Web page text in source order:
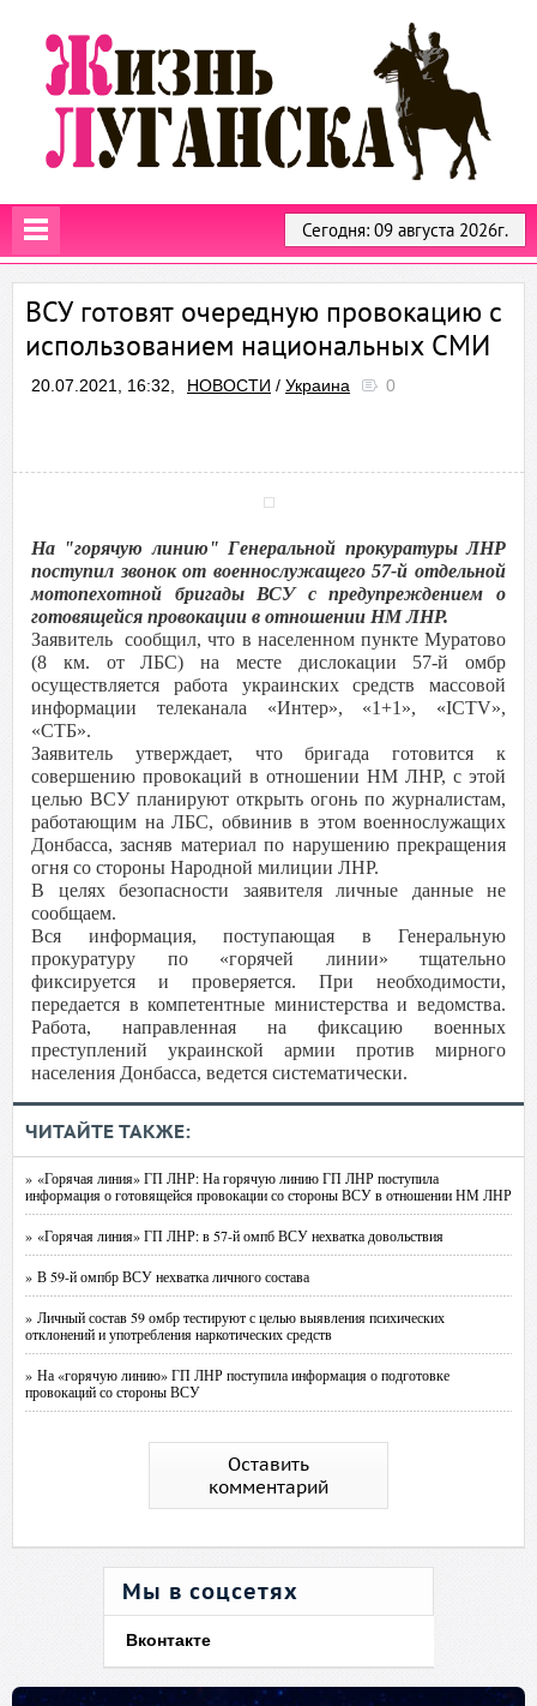
Сегодня: 09 августа 2026г.
ВСУ готовят очередную провокацию с
использованием национальных СМИ
20.07.2021, 16:32, НОВОСТИ / Украина 0
На "горячую линию" Генеральной прокуратуры ЛНР
поступил звонок от военнослужащего 57-й отдельной
мотопехотной бригады ВСУ с предупреждением о
готовящейся провокации в отношении НМ ЛНР.
Заявитель сообщил, что в населенном пункте Муратово
(8 км. от ЛБС) на месте дислокации 57-й омбр
осуществляется работа украинских средств массовой
информации телеканала «Интер», «1+1», «ICTV»,
«СТБ».
Заявитель утверждает, что бригада готовится к
совершению провокаций в отношении НМ ЛНР, с этой
целью ВСУ планируют открыть огонь по журналистам,
работающим на ЛБС, обвинив в этом военнослужащих
Донбасса, засняв материал по нарушению прекращения
огня со стороны Народной милиции ЛНР.
В целях безопасности заявителя личные данные не
сообщаем.
Вся информация, поступающая в Генеральную
прокуратуру по «горячей линии» тщательно
фиксируется и проверяется. При необходимости,
передается в компетентные министерства и ведомства.
Работа, направленная на фиксацию военных
преступлений украинской армии против мирного
населения Донбасса, ведется систематически.
ЧИТАЙТЕ ТАКЖЕ:
» «Горячая линия» ГП ЛНР: На горячую линию ГП ЛНР поступила
информация о готовящейся провокации со стороны ВСУ в отношении НМ ЛНР
» «Горячая линия» ГП ЛНР: в 57-й омпб ВСУ нехватка довольствия
» В 59-й омпбр ВСУ нехватка личного состава
» Личный состав 59 омбр тестируют с целью выявления психических
отклонений и употребления наркотических средств
» На «горячую линию» ГП ЛНР поступила информация о подготовке
провокаций со стороны ВСУ
Оставить
комментарий
Мы в соцсетях
Вконтакте